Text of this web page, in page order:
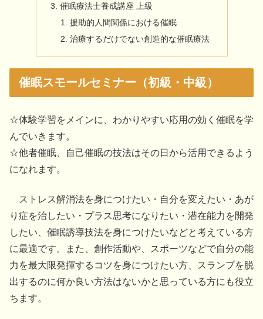
催眠療法士養成講座 上級
援助的人間関係における催眠
治療するだけでない創造的な催眠療法
催眠スモールセミナー（初級・中級）
☆体験学習をメインに、わかりやすい応用の効く催眠を学
んでいきます。
☆他者催眠、自己催眠の技法はその日から活用できるよう
になれます。
ストレス解消法を身につけたい・自分を変えたい・あが
り症を治したい・プラス思考になりたい・潜在能力を開発
したい、催眠誘導技法を身につけたいなどと考えている方
に最適です。また、創作活動や、スポーツなどで自分の能
力を最大限発揮するコツを身につけたい方、スランプを脱
出するのに何か良い方法はないかと思っている方にも役立
ちます。